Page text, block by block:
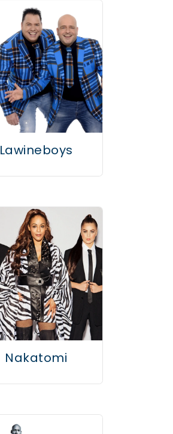
Lawineboys
Nakatomi